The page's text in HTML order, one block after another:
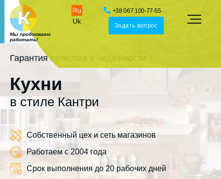
Мы продолжаем
работать!
Uk
Ru +38 067 100-77-55
Задать вопрос
Гарантия качества и надежности
Кухни
в стиле Кантри
Собственный цех и сеть магазинов
Работаем с 2004 года
Срок выполнения до 20 рабочих дней